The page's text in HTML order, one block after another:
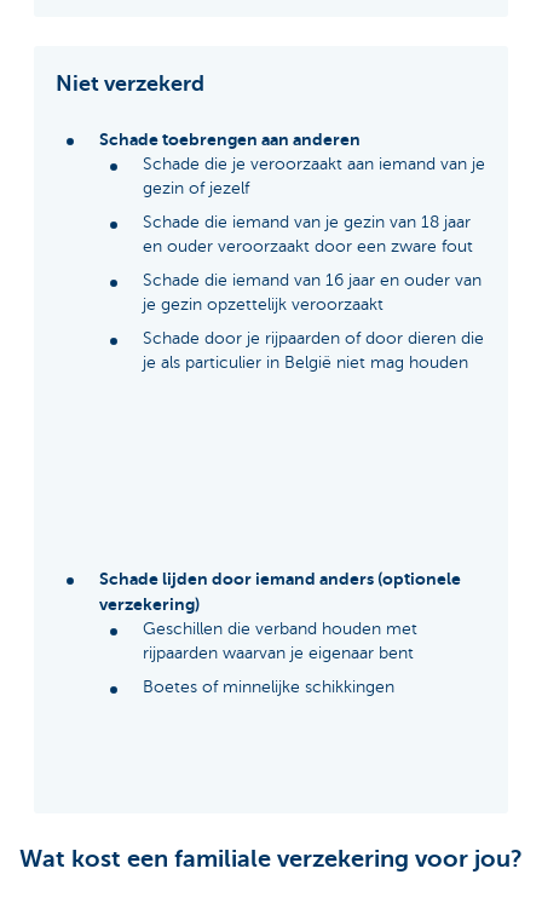
Niet verzekerd
Schade toebrengen aan anderen
Schade die je veroorzaakt aan iemand van je
gezin of jezelf
Schade die iemand van je gezin van 18 jaar
en ouder veroorzaakt door een zware fout
Schade die iemand van 16 jaar en ouder van
je gezin opzettelijk veroorzaakt
Schade door je rijpaarden of door dieren die
je als particulier in België niet mag houden
Schade lijden door iemand anders (optionele
verzekering)
Geschillen die verband houden met
rijpaarden waarvan je eigenaar bent
Boetes of minnelijke schikkingen
Wat kost een familiale verzekering voor jou?